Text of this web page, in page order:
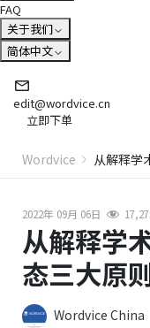
FAQ
关于我们
简体中文
edit@wordvice.cn
立即下单
Wordvice 从解释学
2022年 09月 06日
从解释学
态三大原
Wordvice China